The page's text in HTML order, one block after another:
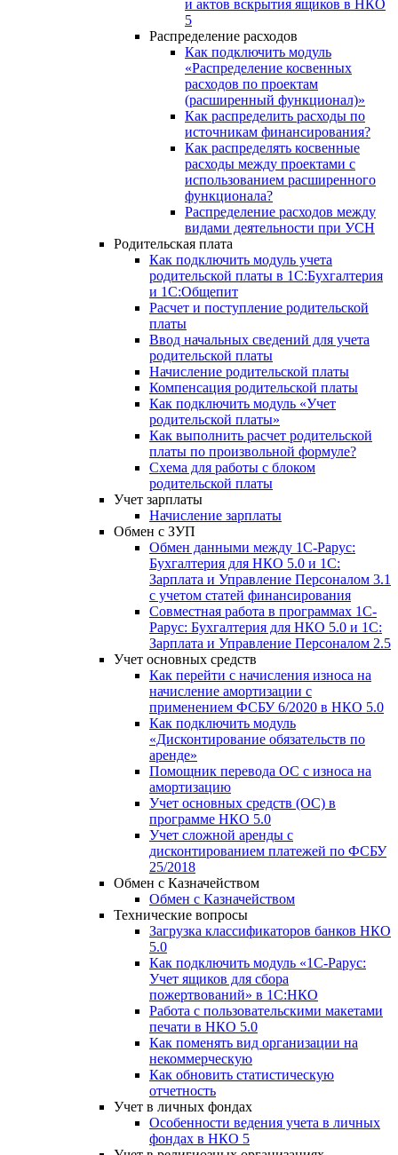
и актов вскрытия ящиков в НКО
5
Распределение расходов
Как подключить модуль
«Распределение косвенных
расходов по проектам
(расширенный функционал)»
Как распределить расходы по
источникам финансирования?
Как распределять косвенные
расходы между проектами с
использованием расширенного
функционала?
Распределение расходов между
видами деятельности при УСН
Родительская плата
Как подключить модуль учета
родительской платы в 1С:Бухгалтерия
и 1С:Общепит
Расчет и поступление родительской
платы
Ввод начальных сведений для учета
родительской платы
Начисление родительской платы
Компенсация родительской платы
Как подключить модуль «Учет
родительской платы»
Как выполнить расчет родительской
платы по произвольной формуле?
Схема для работы с блоком
родительской платы
Учет зарплаты
Начисление зарплаты
Обмен с ЗУП
Обмен данными между 1С-Рарус:
Бухгалтерия для НКО 5.0 и 1С:
Зарплата и Управление Персоналом 3.1
с учетом статей финансирования
Совместная работа в программах 1С-
Рарус: Бухгалтерия для НКО 5.0 и 1С:
Зарплата и Управление Персоналом 2.5
Учет основных средств
Как перейти с начисления износа на
начисление амортизации с
применением ФСБУ 6/2020 в НКО 5.0
Как подключить модуль
«Дисконтирование обязательств по
аренде»
Помощник перевода ОС с износа на
амортизацию
Учет основных средств (ОС) в
программе НКО 5.0
Учет сложной аренды с
дисконтированием платежей по ФСБУ
25/2018
Обмен с Казначейством
Обмен с Казначейством
Технические вопросы
Загрузка классификаторов банков НКО
5.0
Как подключить модуль «1С-Рарус:
Учет ящиков для сбора
пожертвований» в 1С:НКО
Работа с пользовательскими макетами
печати в НКО 5.0
Как поменять вид организации на
некоммерческую
Как обновить статистическую
отчетность
Учет в личных фондах
Особенности ведения учета в личных
фондах в НКО 5